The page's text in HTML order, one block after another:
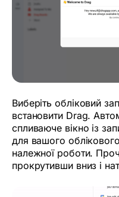
Виберіть обліковий
встановити Drag.
спливаюче вікно із
для вашого
належної роботи.
прокрутивши вниз і